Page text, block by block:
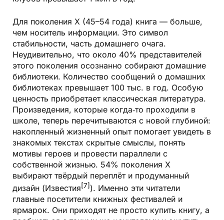
Для поколения X (45–54 года) книга — больше,
чем носитель информации. Это символ
стабильности, часть домашнего очага.
Неудивительно, что около 40% представителей
этого поколения осознанно собирают домашние
библиотеки. Количество сообщений о домашних
библиотеках превышает 100 тыс. в год. Особую
ценность приобретает классическая литература.
Произведения, которые когда‑то проходили в
школе, теперь перечитываются с новой глубиной:
накопленный жизненный опыт помогает увидеть в
знакомых текстах скрытые смыслы, понять
мотивы героев и провести параллели с
собственной жизнью. 54% поколения X
выбирают твёрдый переплёт и продуманный
дизайн (Известия[7]). Именно эти читатели
главные посетители книжных фестивалей и
ярмарок. Они приходят не просто купить книгу, а